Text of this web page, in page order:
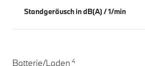
Standgeräusch in dB(A) / 1/min
Batterie/Laden 4